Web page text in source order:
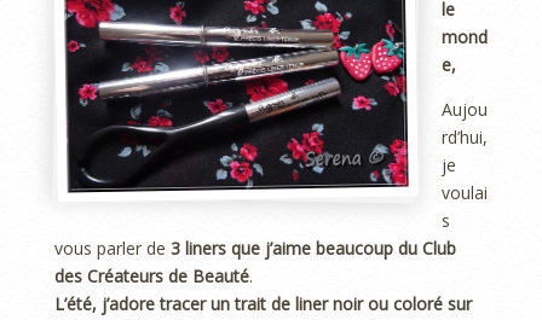
le
mond
e,
Aujou
rd’hui,
je
voulai
s
vous parler de 3 liners que j’aime beaucoup du Club
des Créateurs de Beauté.
L’été, j’adore tracer un trait de liner noir ou coloré sur